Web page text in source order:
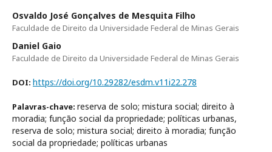
Osvaldo José Gonçalves de Mesquita Filho
Faculdade de Direito da Universidade Federal de Minas Gerais
Daniel Gaio
Faculdade de Direito da Universidade Federal de Minas Gerais
DOI: https://doi.org/10.29282/esdm.v11i22.278
Palavras-chave: reserva de solo; mistura social; direito à
moradia; função social da propriedade; políticas urbanas,
reserva de solo; mistura social; direito à moradia; função
social da propriedade; políticas urbanas